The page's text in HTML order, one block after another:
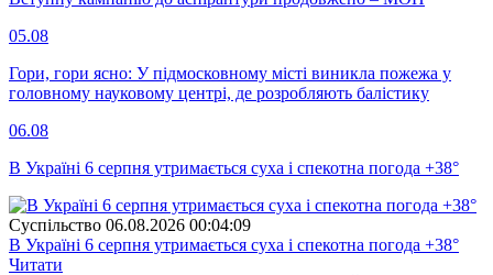
05.08
Гори, гори ясно: У підмосковному місті виникла пожежа у
головному науковому центрі, де розробляють балістику
06.08
В Україні 6 серпня утримається суха і спекотна погода +38°
Суспiльство 06.08.2026 00:04:09
В Україні 6 серпня утримається суха і спекотна погода +38°
Читати